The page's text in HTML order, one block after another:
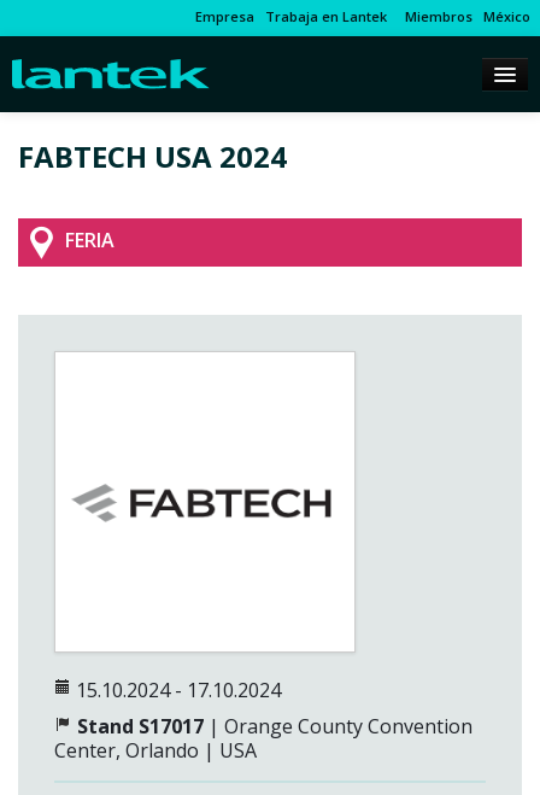
Empresa Trabaja en Lantek Miembros México
FABTECH USA 2024
FERIA
15.10.2024 - 17.10.2024
Stand S17017 | Orange County Convention
Center, Orlando | USA